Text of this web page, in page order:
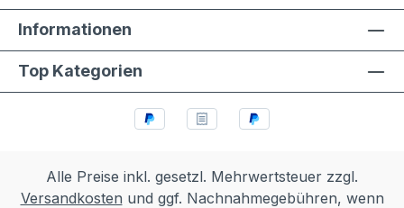
Informationen
Top Kategorien
Alle Preise inkl. gesetzl. Mehrwertsteuer zzgl.
Versandkosten und ggf. Nachnahmegebühren, wenn